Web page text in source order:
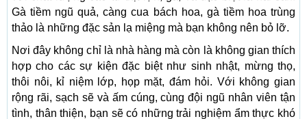
Gà tiềm ngũ quả, càng cua bách hoa, gà tiềm hoa trùng
thảo là những đặc sản lạ miệng mà bạn không nên bỏ lỡ.
Nơi đây không chỉ là nhà hàng mà còn là không gian thích
hợp cho các sự kiện đặc biệt như sinh nhật, mừng thọ,
thôi nôi, kỉ niệm lớp, họp mặt, đám hỏi. Với không gian
rộng rãi, sạch sẽ và ấm cúng, cùng đội ngũ nhân viên tận
tình, thân thiện, bạn sẽ có những trải nghiệm ẩm thực khó